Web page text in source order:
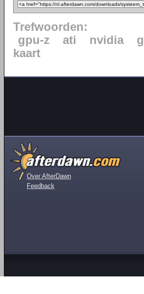
Trefwoorden:
gpu-z
ati nvidia
kaart
Over AfterDawn
Feedback